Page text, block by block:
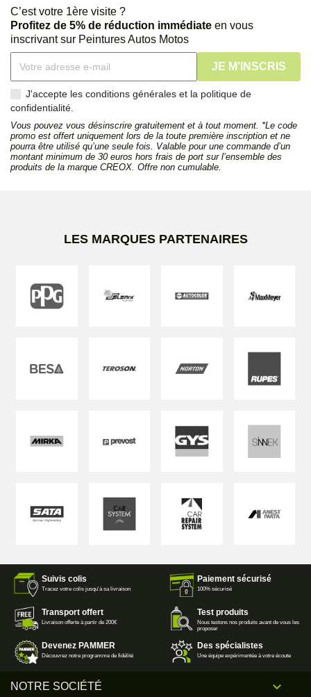
C’est votre 1ère visite ?
Profitez de 5% de réduction immédiate en vous
inscrivant sur Peintures Autos Motos
J'accepte les conditions générales et la politique de
confidentialité.
Vous pouvez vous désinscrire gratuitement et à tout moment. *Le code
promo est offert uniquement lors de la toute première inscription et ne
pourra être utilisé qu’une seule fois. Valable pour une commande d’un
montant minimum de 30 euros hors frais de port sur l’ensemble des
produits de la marque CREOX. Offre non cumulable.
LES MARQUES PARTENAIRES
Suivis colis
Tracez votre colis jusqu'à sa livraison
Paiement sécurisé
100% sécurisé
Transport offert
Livraison offerte à partir de 200€
Test produits
Nous testons nos produits avant de vous les
proposer
Devenez PAMMER
Découvrez notre programme de fidélité
Des spécialistes
Une équipe expérimentée à votre écoute
NOTRE SOCIÉTÉ 